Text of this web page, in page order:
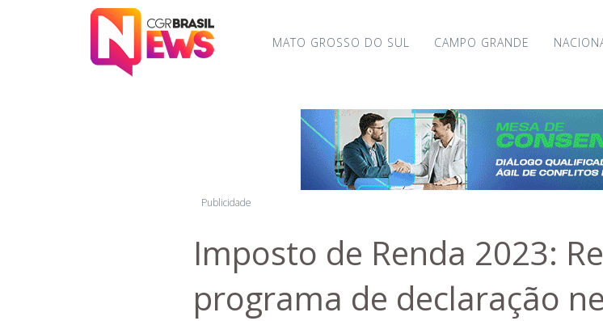
MATO GROSSO DO SUL CAMPO GRANDE
Publicidade
Imposto de Renda 2023:
programa de declaração